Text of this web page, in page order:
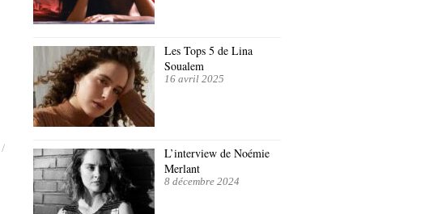
/
Les Tops 5 de Lina
Soualem
16 avril 2025
L’interview de Noémie
Merlant
8 décembre 2024